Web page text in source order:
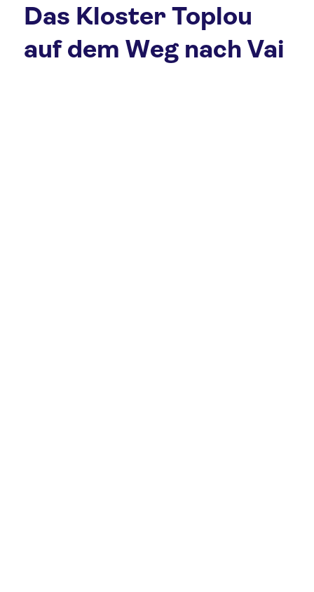
Das Kloster Toplou
auf dem Weg nach Vai